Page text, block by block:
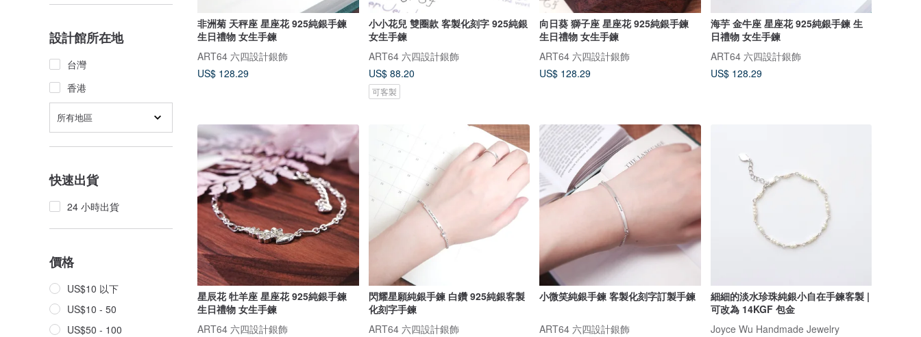
設計館所在地
台灣
香港
所有地區
快速出貨
24 小時出貨
價格
US$10 以下
US$10 - 50
US$50 - 100
非洲菊 天秤座 星座花 925純銀手鍊
生日禮物 女生手鍊
ART64 六四設計銀飾
US$ 128.29
小小花兒 雙圈款 客製化刻字 925純銀
女生手鍊
ART64 六四設計銀飾
US$ 88.20
可客製
向日葵 獅子座 星座花 925純銀手鍊
生日禮物 女生手鍊
ART64 六四設計銀飾
US$ 128.29
海芋 金牛座 星座花 925純銀手鍊 生
日禮物 女生手鍊
ART64 六四設計銀飾
US$ 128.29
星辰花 牡羊座 星座花 925純銀手鍊
生日禮物 女生手鍊
ART64 六四設計銀飾
閃耀星願純銀手鍊 白鑽 925純銀客製
化刻字手鍊
ART64 六四設計銀飾
小微笑純銀手鍊 客製化刻字訂製手鍊
ART64 六四設計銀飾
細細的淡水珍珠純銀小自在手鍊客製 |
可改為 14KGF 包金
Joyce Wu Handmade Jewelry